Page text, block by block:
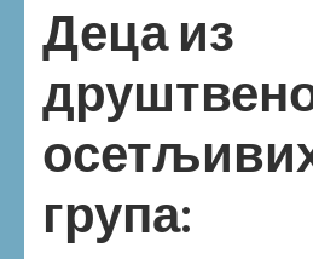
Деца из
група: